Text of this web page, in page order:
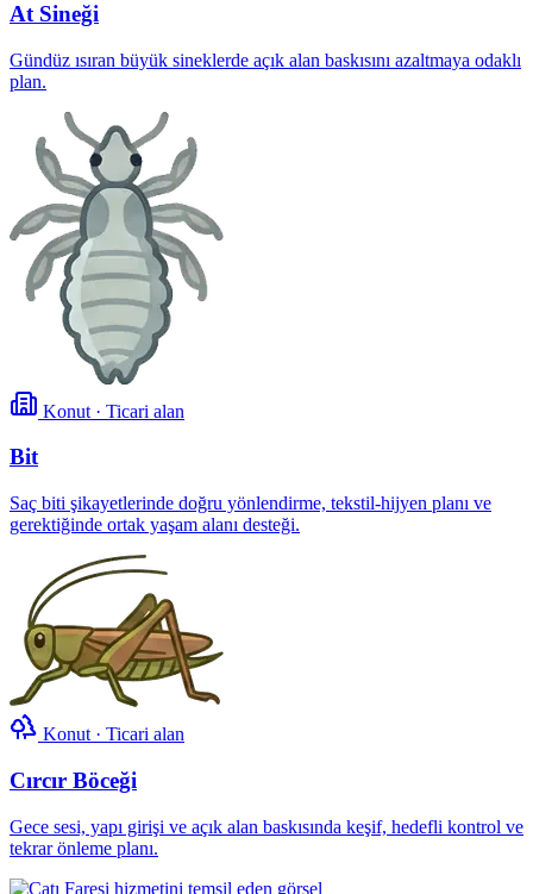
At Sineği
Gündüz ısıran büyük sineklerde açık alan baskısını azaltmaya odaklı
plan.
Konut · Ticari alan
Bit
Saç biti şikayetlerinde doğru yönlendirme, tekstil-hijyen planı ve
gerektiğinde ortak yaşam alanı desteği.
Konut · Ticari alan
Cırcır Böceği
Gece sesi, yapı girişi ve açık alan baskısında keşif, hedefli kontrol ve
tekrar önleme planı.